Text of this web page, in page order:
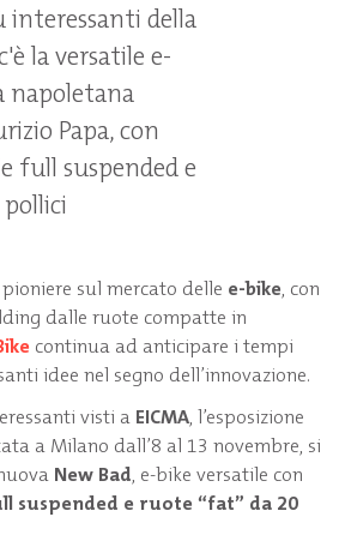
interessanti della
la versatile e-
napoletana
Papa, con
full suspended e
sul mercato delle e-bike, con
dalle ruote compatte in
continua ad anticipare i tempi
idee nel segno dell’innovazione.
visti a EICMA, l’esposizione
a Milano dall’8 al 13 novembre, si
New Bad, e-bike versatile con
suspended e ruote “fat” da 20